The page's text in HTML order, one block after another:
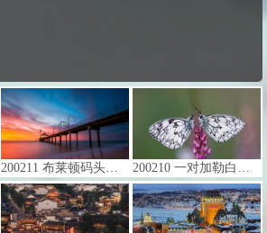
200211 布莱顿码头，阿德莱德布莱顿 (© Darryl Leach/Alamy) 200210 一对加勒白眼蝶落在花上，法国阿尔萨斯 (© Eric Ferry/Minden Pictures)